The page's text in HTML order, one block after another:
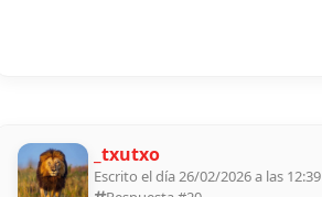
_txutxo
Escrito el día 26/02/2026 a las 12:39